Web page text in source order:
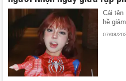
Cái tên
hề
07/08/